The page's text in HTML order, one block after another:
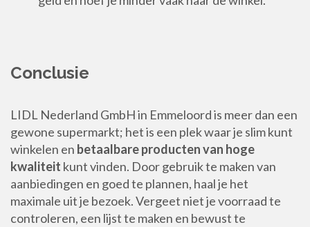
Conclusie
LIDL Nederland GmbH in Emmeloord is meer dan een
gewone supermarkt; het is een plek waar je slim kunt
winkelen en betaalbare producten van hoge
kwaliteit kunt vinden. Door gebruik te maken van
aanbiedingen en goed te plannen, haal je het
maximale uit je bezoek. Vergeet niet je voorraad te
controleren, een lijst te maken en bewust te